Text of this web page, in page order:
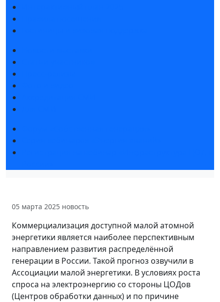
05 марта 2025 новость
Коммерциализация доступной малой атомной
энергетики является наиболее перспективным
направлением развития распределённой
генерации в России. Такой прогноз озвучили в
Ассоциации малой энергетики. В условиях роста
спроса на электроэнергию со стороны ЦОДов
(Центров обработки данных) и по причине